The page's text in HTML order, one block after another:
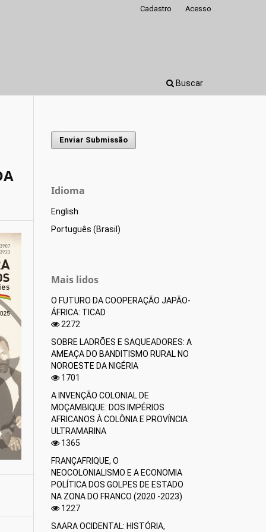
Buscar
Cadastro Acesso
Enviar Submissão
Idioma
English
Português (Brasil)
Mais lidos
O FUTURO DA COOPERAÇÃO JAPÃO-
ÁFRICA: TICAD
2272
SOBRE LADRÕES E SAQUEADORES: A
AMEAÇA DO BANDITISMO RURAL NO
NOROESTE DA NIGÉRIA
1701
A INVENÇÃO COLONIAL DE
MOÇAMBIQUE: DOS IMPÉRIOS
AFRICANOS À COLÔNIA E PROVÍNCIA
ULTRAMARINA
1365
FRANÇAFRIQUE, O
NEOCOLONIALISMO E A ECONOMIA
POLÍTICA DOS GOLPES DE ESTADO
NA ZONA DO FRANCO (2020 -2023)
1227
SAARA OCIDENTAL: HISTÓRIA,